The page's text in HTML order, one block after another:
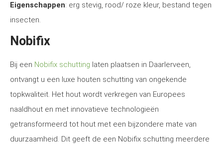
Eigenschappen: erg stevig, rood/ roze kleur, bestand tegen
insecten.
Nobifix
Bij een Nobifix schutting laten plaatsen in Daarlerveen,
ontvangt u een luxe houten schutting van ongekende
topkwaliteit. Het hout wordt verkregen van Europees
naaldhout en met innovatieve technologieën
getransformeerd tot hout met een bijzondere mate van
duurzaamheid. Dit geeft de een Nobifix schutting meerdere